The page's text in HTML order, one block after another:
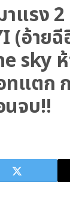
แรง
(อ้ายฉี
sky
ทแตก
นจบ!!